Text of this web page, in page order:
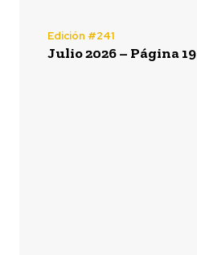
Edición #241
Julio 2026 – Página 19